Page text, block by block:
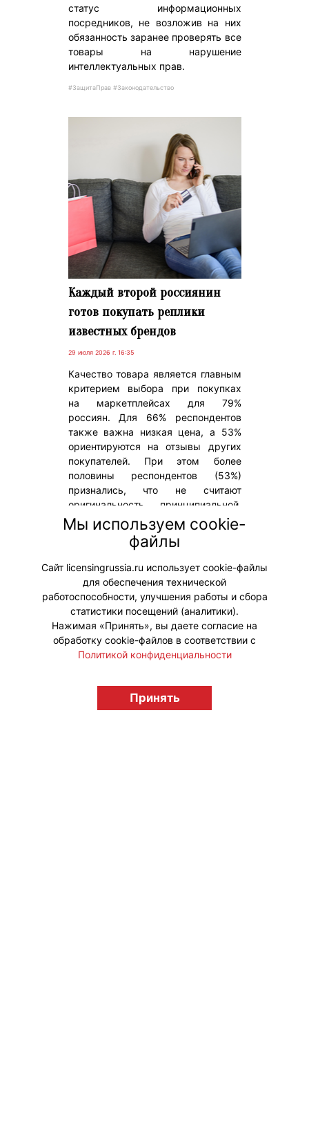
статус информационных
посредников, не возложив на них
обязанность заранее проверять все
товары на нарушение
интеллектуальных прав.
#ЗащитаПрав #Законодательство
Каждый второй россиянин
готов покупать реплики
известных брендов
29 июля 2026 г. 16:35
Качество товара является главным
критерием выбора при покупках
на маркетплейсах для 79%
россиян. Для 66% респондентов
также важна низкая цена, а 53%
ориентируются на отзывы других
покупателей. При этом более
половины респондентов (53%)
признались, что не считают
оригинальность принципиальной,
если товар соответствует
ожиданиям по характеристикам.
Такие данные содержатся
в исследовании «Анкетолога».
#Тренды
licensingrussia.ru, 2009-2026 12+
Мы используем cookie-
файлы
Сайт licensingrussia.ru использует cookie-файлы
для обеспечения технической
работоспособности, улучшения работы и сбора
статистики посещений (аналитики).
Нажимая «Принять», вы даете согласие на
обработку cookie-файлов в соответствии с
Политикой конфиденциальности
Принять